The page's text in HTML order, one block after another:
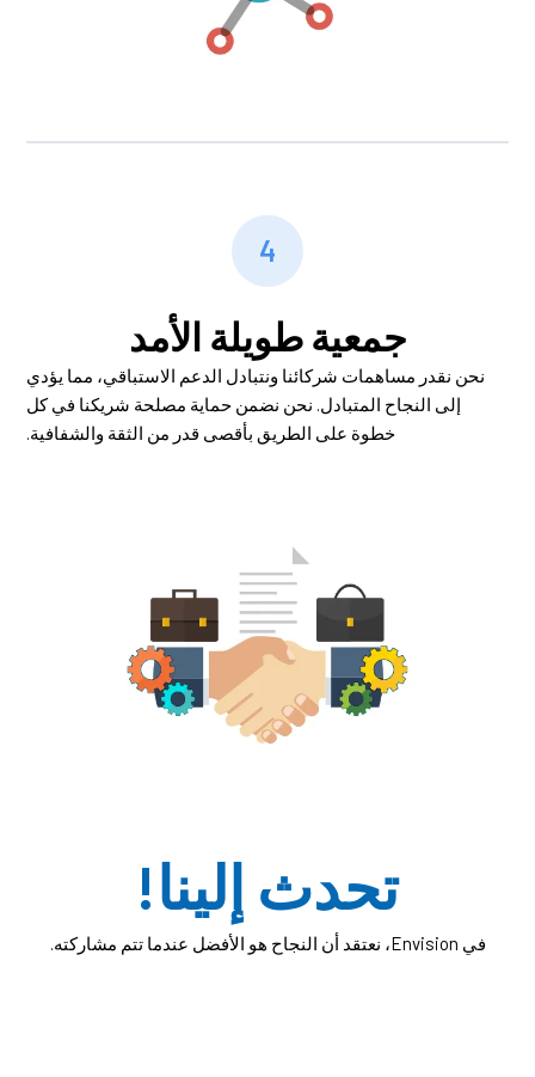
4
جمعية طويلة الأمد
نحن نقدر مساهمات شركائنا ونتبادل الدعم الاستباقي، مما يؤدي
إلى النجاح المتبادل. نحن نضمن حماية مصلحة شريكنا في كل
خطوة على الطريق بأقصى قدر من الثقة والشفافية.
تحدث إلينا!
في Envision، نعتقد أن النجاح هو الأفضل عندما تتم مشاركته.